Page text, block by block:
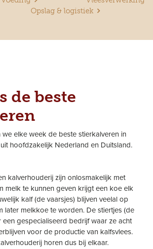
Opslag & logistiek
de beste
elke week de beste stierkalveren in
hoofdzakelijk Nederland en Duitsland.
kalverhouderij zijn onlosmakelijk met
melk te kunnen geven krijgt een koe elk
kalf (de vaarsjes) blijven veelal op
later melkkoe te worden. De stiertjes (de
een gespecialiseerd bedrijf waar ze acht
voor de productie van kalfsvlees.
horen dus bij elkaar.